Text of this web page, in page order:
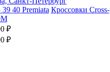
39 40 Premiata Кроссовки Cross-
₽
₽